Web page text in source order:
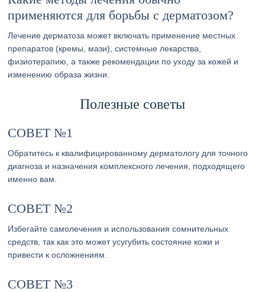
применяются для борьбы с дерматозом?
Лечение дерматоза может включать применение местных
препаратов (кремы, мази), системные лекарства,
физиотерапию, а также рекомендации по уходу за кожей и
изменению образа жизни.
Полезные советы
СОВЕТ №1
Обратитесь к квалифицированному дерматологу для точного
диагноза и назначения комплексного лечения, подходящего
именно вам.
СОВЕТ №2
Избегайте самолечения и использования сомнительных
средств, так как это может усугубить состояние кожи и
привести к осложнениям.
СОВЕТ №3